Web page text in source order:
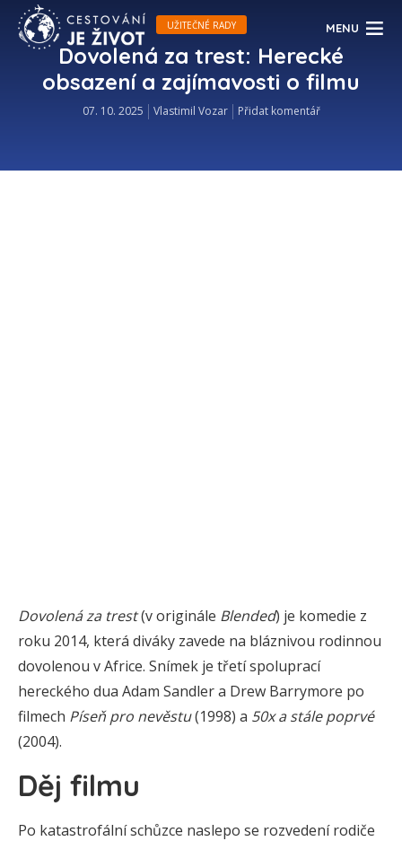
MENU
UŽITEČNÉ RADY
Dovolená za trest: Herecké
obsazení a zajímavosti o filmu
07. 10. 2025 Vlastimil Vozar Přidat komentář
Dovolená za trest(v originále Blended) je komedie z
roku 2014, která diváky zavede na bláznivou rodinnou
dovolenou v Africe. Snímek je třetí spoluprací
hereckého dua Adam Sandler a Drew Barrymore po
filmech Píseň pro nevěstu(1998) a 50x a stále poprvé
(2004).
Děj filmu
Po katastrofální schůzce naslepo se rozvedení rodiče